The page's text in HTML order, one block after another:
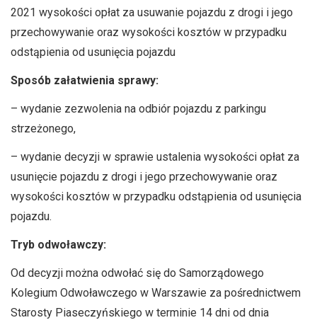
2021 wysokości opłat za usuwanie pojazdu z drogi i jego
przechowywanie oraz wysokości kosztów w przypadku
odstąpienia od usunięcia pojazdu
Sposób załatwienia sprawy:
– wydanie zezwolenia na odbiór pojazdu z parkingu
strzeżonego,
– wydanie decyzji w sprawie ustalenia wysokości opłat za
usunięcie pojazdu z drogi i jego przechowywanie oraz
wysokości kosztów w przypadku odstąpienia od usunięcia
pojazdu.
Tryb odwoławczy:
Od decyzji można odwołać się do Samorządowego
Kolegium Odwoławczego w Warszawie za pośrednictwem
Starosty Piaseczyńskiego w terminie 14 dni od dnia